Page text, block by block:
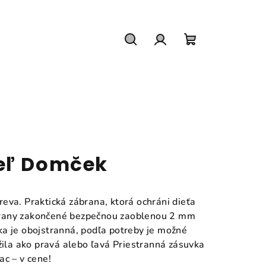
Domček
Praktická zábrana, ktorá ochráni dieťa
zakončené bezpečnou zaoblenou 2 mm
je obojstranná, podľa potreby je možné
ako pravá alebo ľavá Priestranná zásuvka
– v cene!